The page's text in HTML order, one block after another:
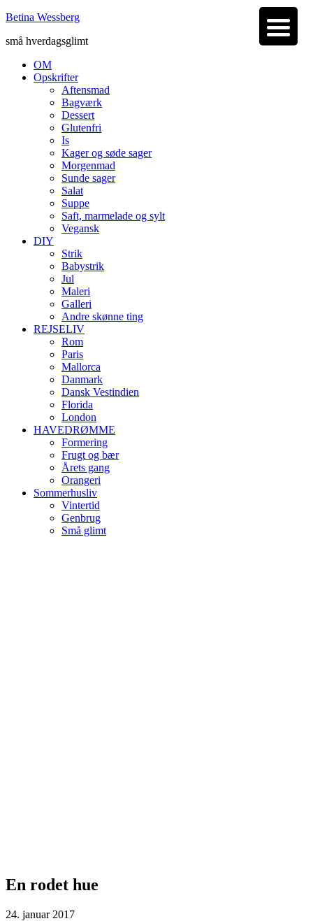
Betina Wessberg
små hverdagsglimt
OM
Opskrifter
Aftensmad
Bagværk
Dessert
Glutenfri
Is
Kager og søde sager
Morgenmad
Sunde sager
Salat
Suppe
Saft, marmelade og sylt
Vegansk
DIY
Strik
Babystrik
Jul
Maleri
Galleri
Andre skønne ting
REJSELIV
Rom
Paris
Mallorca
Danmark
Dansk Vestindien
Florida
London
HAVEDRØMME
Formering
Frugt og bær
Årets gang
Orangeri
Sommerhusliv
Vintertid
Genbrug
Små glimt
En rodet hue
24. januar 2017